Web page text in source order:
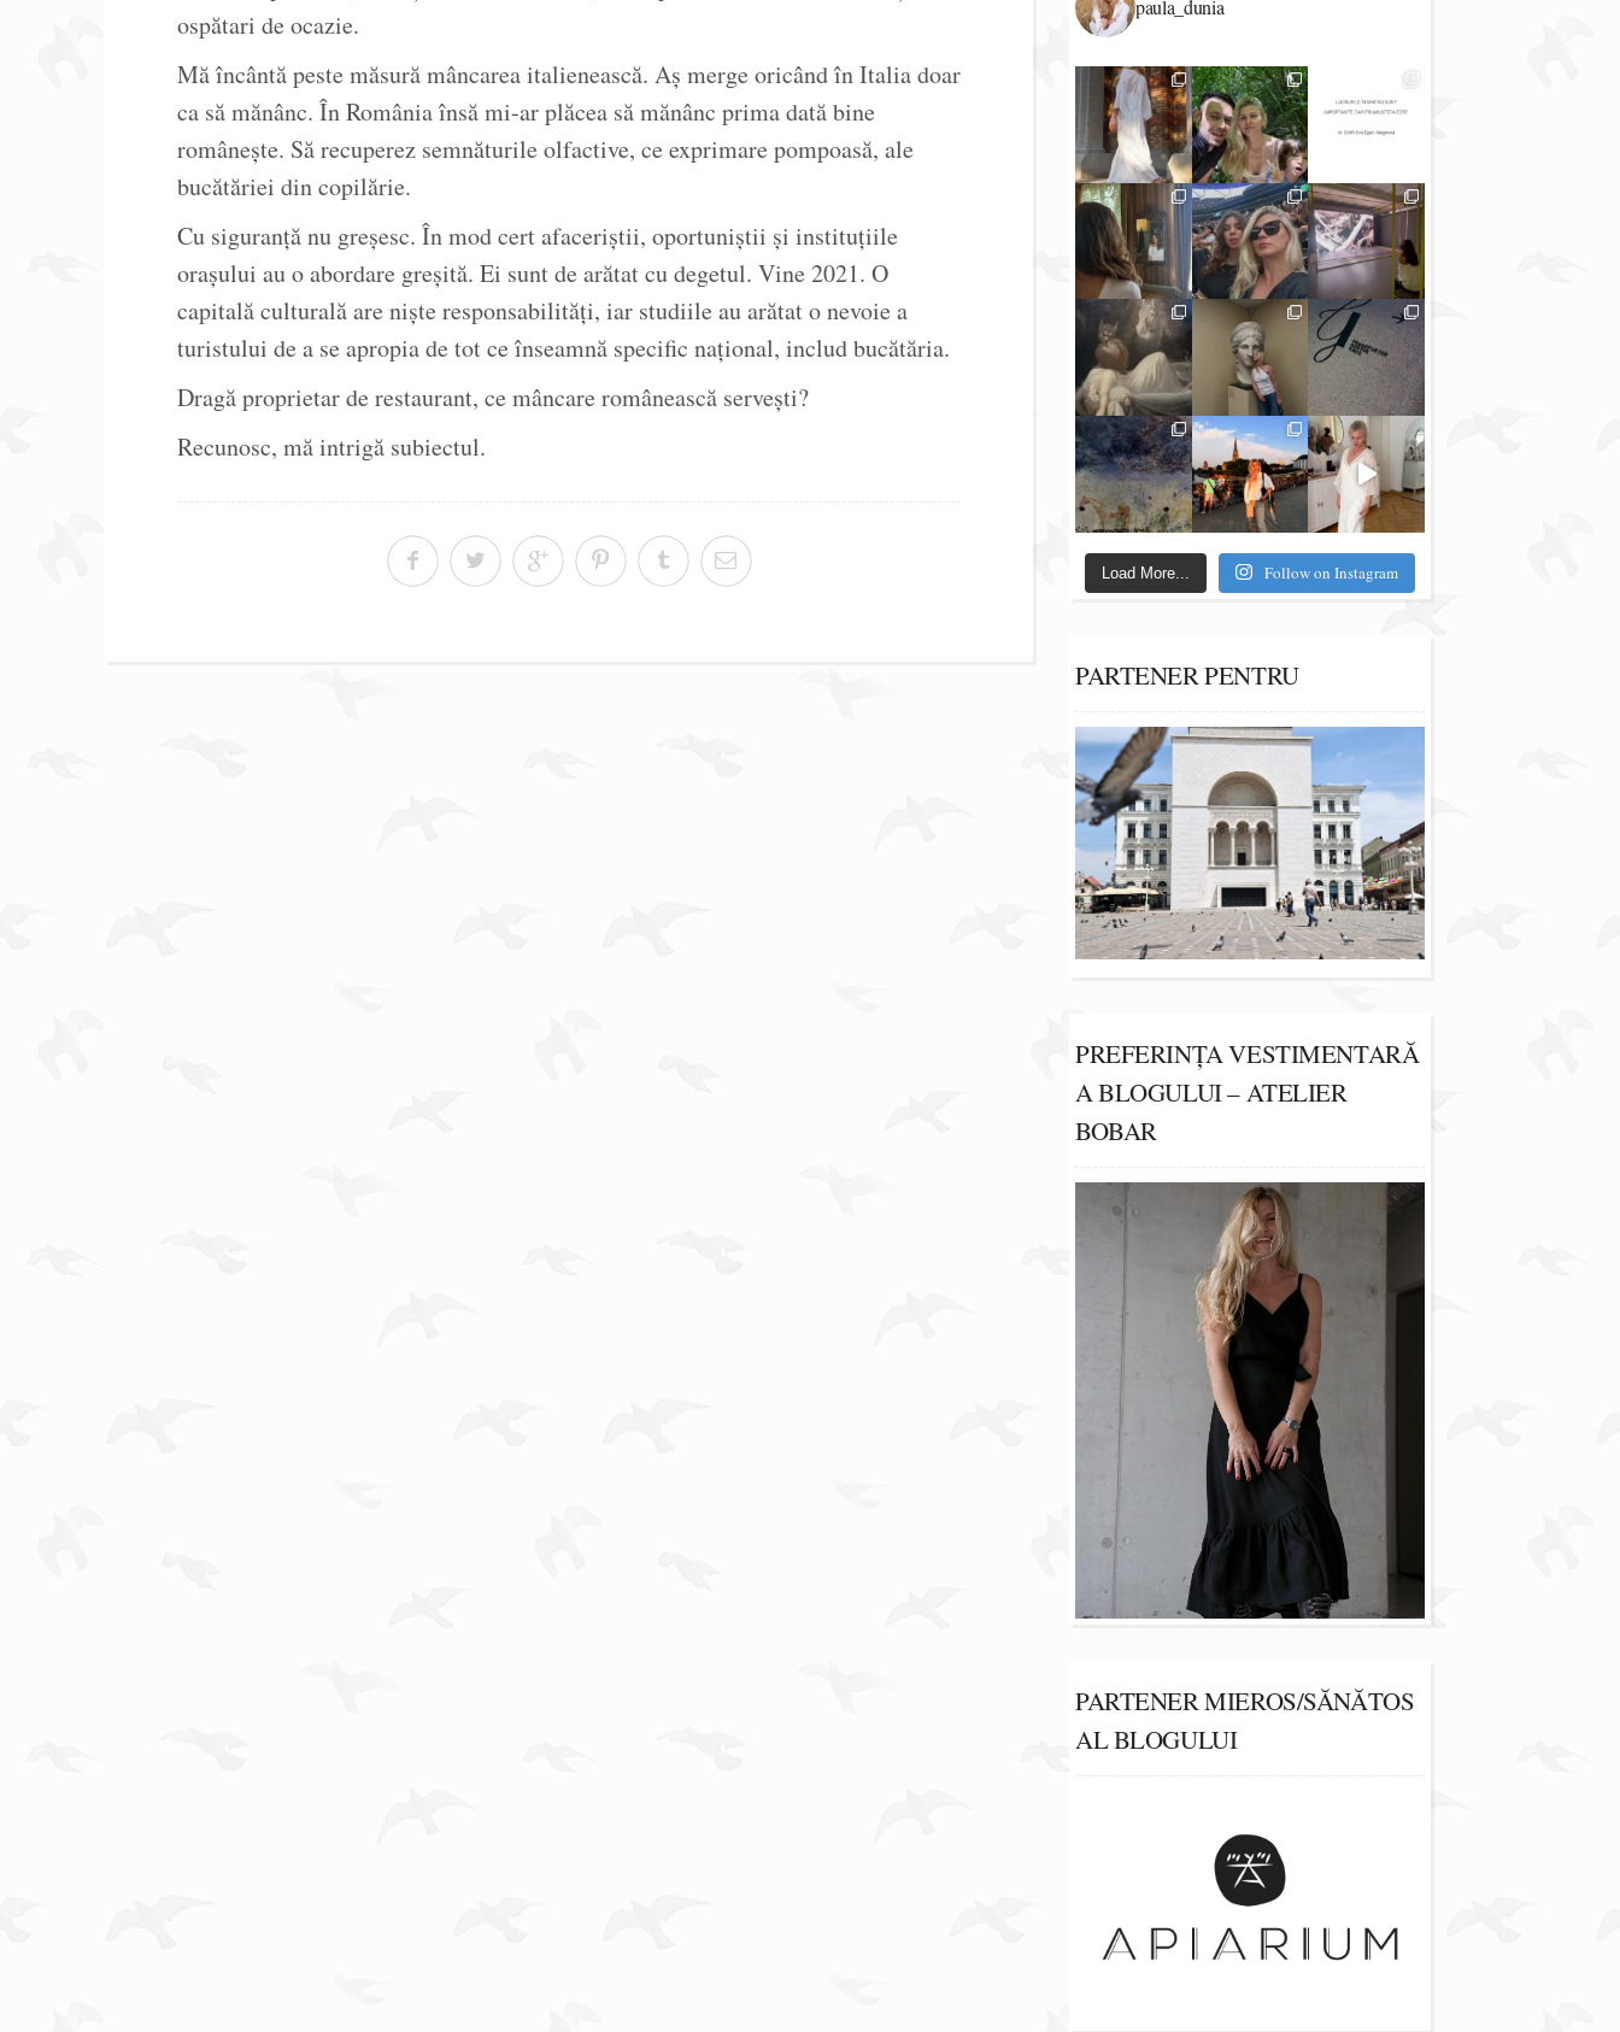
ospătari de ocazie.
Mă încântă peste măsură mâncarea italienească. Aș merge oricând în Italia doar
ca să mănânc. În România însă mi-ar plăcea să mănânc prima dată bine
românește. Să recuperez semnăturile olfactive, ce exprimare pompoasă, ale
bucătăriei din copilărie.
Cu siguranță nu greșesc. În mod cert afaceriștii, oportuniștii și instituțiile
orașului au o abordare greșită. Ei sunt de arătat cu degetul. Vine 2021. O
capitală culturală are niște responsabilități, iar studiile au arătat o nevoie a
turistului de a se apropia de tot ce înseamnă specific național, includ bucătăria.
Dragă proprietar de restaurant, ce mâncare românească servești?
Recunosc, mă intrigă subiectul.
paula_dunia
Load More... Follow on Instagram
PARTENER PENTRU
PREFERINȚA VESTIMENTARĂ
A BLOGULUI – ATELIER
BOBAR
PARTENER MIEROS/SĂNĂTOS
AL BLOGULUI